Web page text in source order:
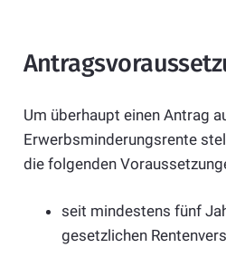
Um überhaupt einen Antrag
Erwerbsminderungsrente
die folgenden
seit mindestens fünf
gesetzlichen